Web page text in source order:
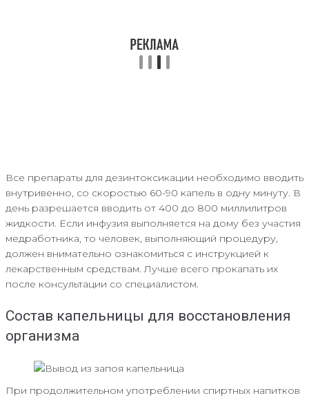
Все препараты для дезинтоксикации необходимо вводить
внутривенно, со скоростью 60-90 капель в одну минуту. В
день разрешается вводить от 400 до 800 миллилитров
жидкости. Если инфузия выполняется на дому без участия
медработника, то человек, выполняющий процедуру,
должен внимательно ознакомиться с инструкцией к
лекарственным средствам. Лучше всего прокапать их
после консультации со специалистом.
Состав капельницы для восстановления
организма
При продолжительном употреблении спиртных напитков